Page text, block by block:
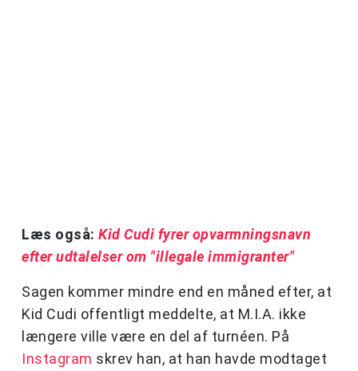
Læs også: Kid Cudi fyrer opvarmningsnavn
efter udtalelser om "illegale immigranter"
Sagen kommer mindre end en måned efter, at
Kid Cudi offentligt meddelte, at M.I.A. ikke
længere ville være en del af turnéen. På
Instagram skrev han, at han havde modtaget